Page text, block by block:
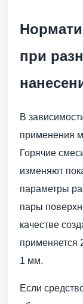
при
В
применения
Горячие
изменяют
параметры
пары
качестве
применяется
1 мм.
Если